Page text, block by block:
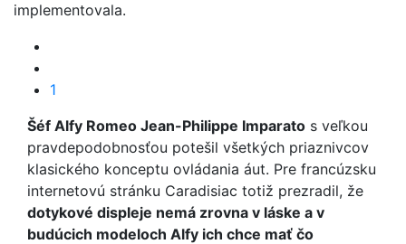
implementovala.
1
Šéf Alfy Romeo Jean-Philippe Imparato s veľkou
pravdepodobnosťou potešil všetkých priaznivcov
klasického konceptu ovládania áut. Pre francúzsku
internetovú stránku Caradisiac totiž prezradil, že
dotykové displeje nemá zrovna v láske a v
budúcich modeloch Alfy ich chce mať čo